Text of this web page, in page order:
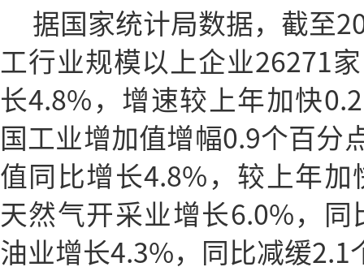
据国家统计局数据，截至
工行业规模以上企业26271
长4.8%，增速较上年加快
国工业增加值增幅0.9个百分
值同比增长4.8%，较上年
天然气开采业增长6.0%，
油业增长4.3%，同比减缓2.1